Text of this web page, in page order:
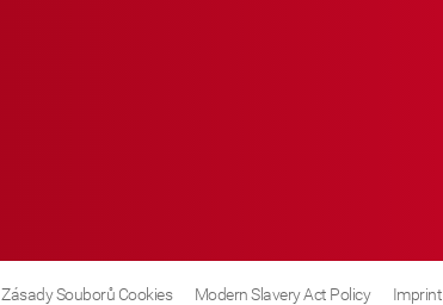
Zásady Souborů Cookies Modern Slavery Act Policy Imprint